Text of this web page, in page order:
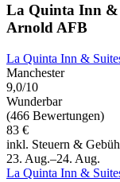
La Quinta Inn &
Arnold AFB
La Quinta Inn &
Manchester
9,0/10
Wunderbar
(466 Bewertungen)
83 €
inkl. Steuern &
23. Aug.–24. Aug.
La Quinta Inn &